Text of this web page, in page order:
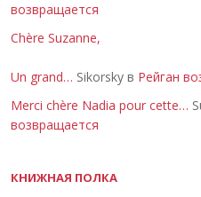
возвращается
Chère Suzanne,
Un grand… Sikorsky в Рейган
Merci chère Nadia pour cette…
возвращается
КНИЖНАЯ ПОЛКА